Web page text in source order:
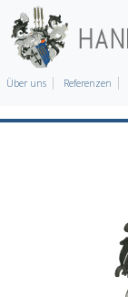
Über uns Referenzen